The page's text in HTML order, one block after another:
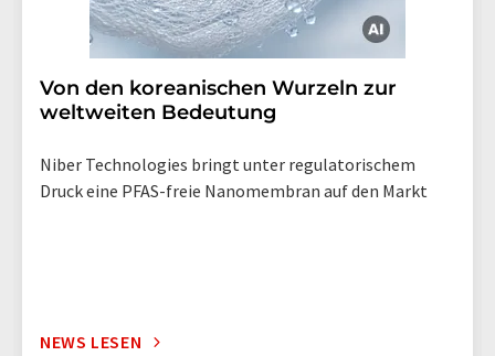
Von den koreanischen Wurzeln zur
weltweiten Bedeutung
Niber Technologies bringt unter regulatorischem
Druck eine PFAS-freie Nanomembran auf den Markt
NEWS LESEN